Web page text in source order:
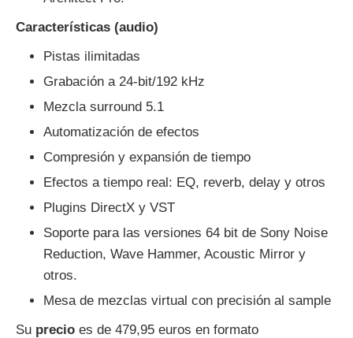
Características (audio)
Pistas ilimitadas
Grabación a 24-bit/192 kHz
Mezcla surround 5.1
Automatización de efectos
Compresión y expansión de tiempo
Efectos a tiempo real: EQ, reverb, delay y otros
Plugins DirectX y VST
Soporte para las versiones 64 bit de Sony Noise
Reduction, Wave Hammer, Acoustic Mirror y
otros.
Mesa de mezclas virtual con precisión al sample
Su precio es de 479,95 euros en formato